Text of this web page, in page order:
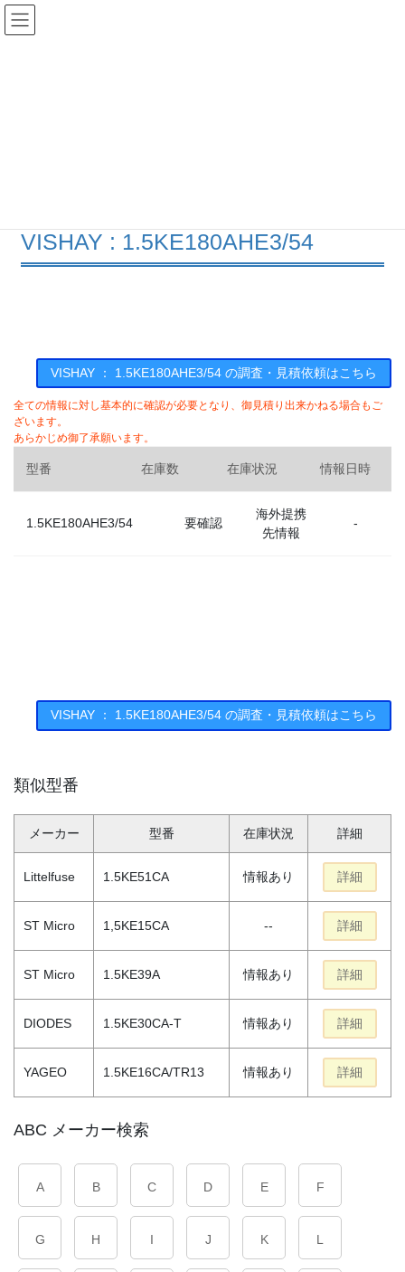
コ
ン
ナ
ビ
VISHAY : 1.5KE180AHE3/54
VISHAY ： 1.5KE180AHE3/54 の調査・見積依頼はこちら
全ての情報に対し基本的に確認が必要となり、御見積り出来かねる場合もご
ざいます。
あらかじめ御了承願います。
型番 在庫数 在庫状況 情報日時
1.5KE180AHE3/54 要確認
海外提携
先情報
-
VISHAY ： 1.5KE180AHE3/54 の調査・見積依頼はこちら
類似型番
メーカー 型番 在庫状況 詳細
Littelfuse 1.5KE51CA 情報あり 詳細
ST Micro 1,5KE15CA -- 詳細
ST Micro 1.5KE39A 情報あり 詳細
DIODES 1.5KE30CA-T 情報あり 詳細
YAGEO 1.5KE16CA/TR13 情報あり 詳細
ABC メーカー検索
A B C D E F
G H I J K L